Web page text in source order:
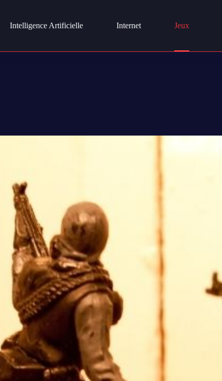
Intelligence Artificielle Internet Jeux